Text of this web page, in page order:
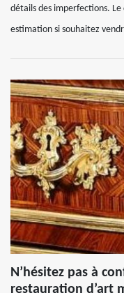
détails des imperfections.
estimation si souhaitez
N’hésitez pas à
restauration d’art